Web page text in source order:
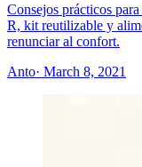
Consejos prácticos
R, kit reutilizable y
renunciar al confort.
Anto· March 8, 2021